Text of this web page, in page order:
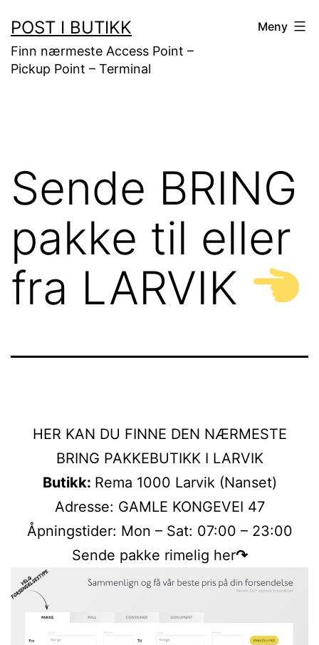
til
innhold
POST I BUTIKK
Finn nærmeste Access Point –
Pickup Point – Terminal
Meny
Sende BRING
pakke til eller
fra LARVIK
HER KAN DU FINNE DEN NÆRMESTE
BRING PAKKEBUTIKK I LARVIK
Butikk: Rema 1000 Larvik (Nanset)
Adresse: GAMLE KONGEVEI 47
Åpningstider: Mon – Sat: 07:00 – 23:00
Sende pakke rimelig her↷